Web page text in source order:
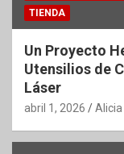
TIENDA
Un Proyecto
Utensilios de
Láser
abril 1, 2026 Alicia